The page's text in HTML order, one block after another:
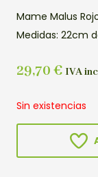
Mame Malus
Medidas: 22cm
29,70 € IVA
Sin existencias